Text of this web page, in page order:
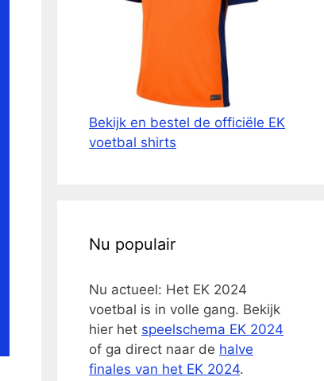
Bekijk en bestel de officiële EK
voetbal shirts
Nu populair
Nu actueel: Het EK 2024
voetbal is in volle gang. Bekijk
hier het speelschema EK 2024
of ga direct naar de halve
finales van het EK 2024.